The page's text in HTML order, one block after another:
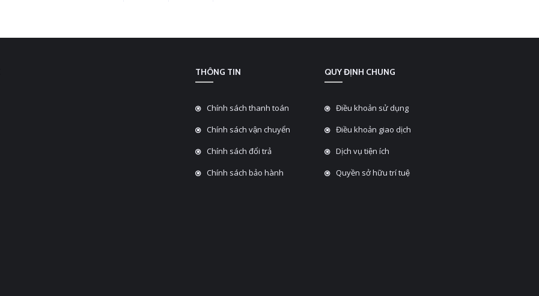
THÔNG TIN
Chính sách thanh toán
Chính sách vận chuyển
Chính sách đổi trả
Chính sách bảo hành
QUY ĐỊNH CHUNG
Điều khoản sử dụng
Điều khoản giao dịch
Dịch vụ tiện ích
Quyền sở hữu trí tuệ